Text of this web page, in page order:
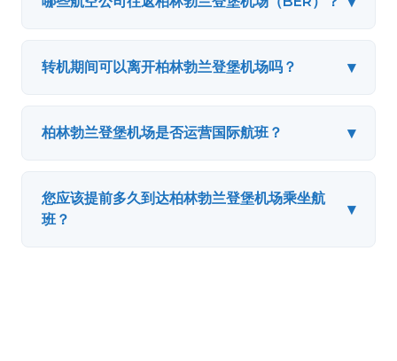
转机期间可以离开柏林勃兰登堡机场吗？ ▾
柏林勃兰登堡机场是否运营国际航班？ ▾
您应该提前多久到达柏林勃兰登堡机场乘坐航
班？
▾